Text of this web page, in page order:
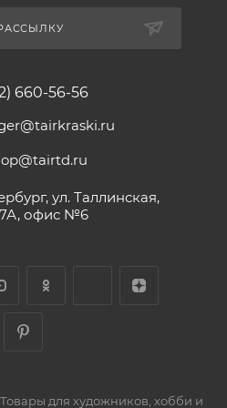
660-56-56
ул. Таллинская,
офис №6
для художников, хобби и